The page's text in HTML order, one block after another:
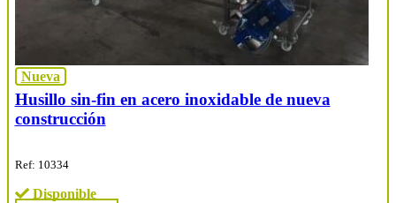
Nueva
Husillo sin-fin en acero inoxidable de nueva
construcción
Ref: 10334
Disponible